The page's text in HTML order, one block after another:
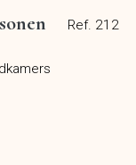
Ref. 212